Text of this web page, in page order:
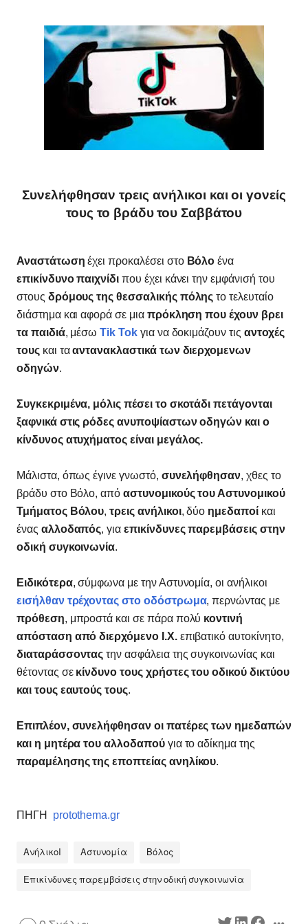
Συνελήφθησαν τρεις ανήλικοι και οι γονείς
τους το βράδυ του Σαββάτου
Αναστάτωση έχει προκαλέσει στο Βόλο ένα
επικίνδυνο παιχνίδιπου έχει κάνει την εμφάνισή του
στους δρόμους της θεσσαλικής πόλης το τελευταίο
διάστημα και αφορά σε μια πρόκληση που έχουν βρει
τα παιδιά, μέσω Tik Tokγια να δοκιμάζουν τις αντοχές
τουςκαι τααντανακλαστικά των διερχομενων
οδηγών.
Συγκεκριμένα, μόλις πέσει το σκοτάδι πετάγονται
ξαφνικά στις ρόδες ανυποψίαστων οδηγών και ο
κίνδυνος ατυχήματος είναι μεγάλος.
Μάλιστα, όπως έγινε γνωστό, συνελήφθησαν, χθες το
βράδυ στο Βόλο, από αστυνομικούς του Αστυνομικού
Τμήματος Βόλου,τρεις ανήλικοι, δύο ημεδαποίκαι
ένας αλλοδαπός, για επικίνδυνες παρεμβάσεις στην
οδική συγκοινωνία.
Ειδικότερα, σύμφωνα με την Αστυνομία, οι ανήλικοι
εισήλθαν τρέχοντας στο οδόστρωμα, περνώντας με
πρόθεση, μπροστά και σε πάρα πολύ κοντινή
απόσταση από διερχόμενο Ι.Χ.επιβατικό αυτοκίνητο,
διαταράσσοντας την ασφάλεια της συγκοινωνίας και
θέτοντας σε κίνδυνο τους χρήστες του οδικού δικτύου
και τους εαυτούς τους.
Επιπλέον, συνελήφθησαν οι πατέρες των ημεδαπών
και η μητέρα του αλλοδαπού για το αδίκημα της
παραμέλησης της εποπτείας ανηλίκου.
ΠΗΓΗ protothema.gr
ΑνήλικοΙ Αστυνομία Βόλος
Επικίνδυνες παρεμβάσεις στην οδική συγκοινωνία